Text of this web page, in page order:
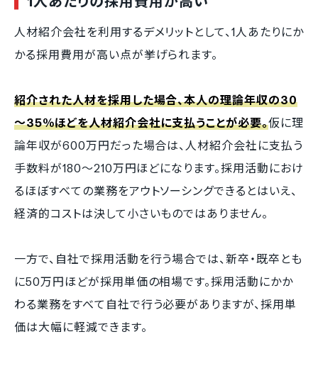
人材紹介会社を利用するデメリットとして、1人あたりにか
かる採用費用が高い点が挙げられます。
紹介された人材を採用した場合、本人の理論年収の30
～35％ほどを人材紹介会社に支払うことが必要。仮に理
論年収が600万円だった場合は、人材紹介会社に支払う
手数料が180～210万円ほどになります。採用活動におけ
るほぼすべての業務をアウトソーシングできるとはいえ、
経済的コストは決して小さいものではありません。
一方で、自社で採用活動を行う場合では、新卒・既卒とも
に50万円ほどが採用単価の相場です。採用活動にかか
わる業務をすべて自社で行う必要がありますが、採用単
価は大幅に軽減できます。